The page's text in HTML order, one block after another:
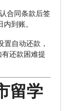
合同条款后签
到账。
置自动还款，
还款困难提
留学